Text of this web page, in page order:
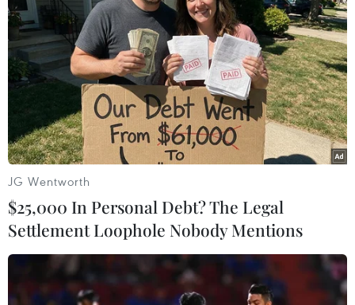
cùng gia đình được xuất viện
25/05/2021 04:33
BN3396, BN3397, BN3398 có xét nghiệm SARS-CoV-2
với kết quả ba lần âm tính liên tiếp; hiện sức khỏe ổn
định, chức năng gan, thận, X-quang phổi bình thường
nên được công bố khỏi bệnh và xuất viện.
JG Wentworth
$25,000 In Personal Debt? The Legal
Settlement Loophole Nobody Mentions